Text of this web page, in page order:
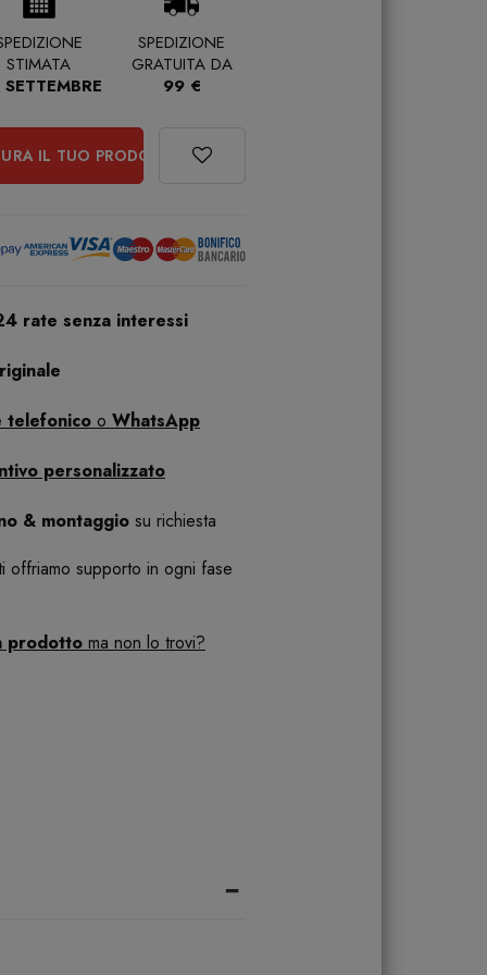
STIMATA
SPEDIZIONE
GRATUITA DA
99 €
IL TUO PRODOTTO
rate senza interessi
telefonico o WhatsApp
personalizzato
& montaggio su richiesta
offriamo supporto in ogni fase
prodotto ma non lo trovi?
-